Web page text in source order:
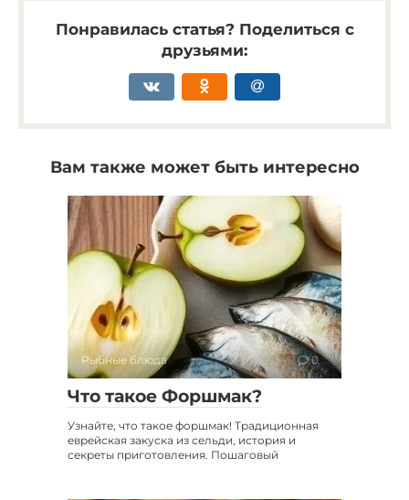
Понравилась статья? Поделиться с
друзьями:
Вам также может быть интересно
Рыбные блюда 0
Что такое Форшмак?
Узнайте, что такое форшмак! Традиционная
еврейская закуска из сельди, история и
секреты приготовления. Пошаговый